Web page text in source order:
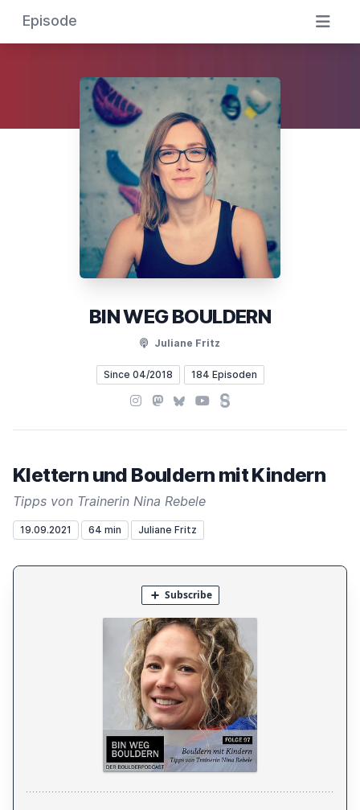
Episode
BIN WEG BOULDERN
Juliane Fritz
Since 04/2018 184 Episoden
Instagram
Mastodon
BlueskyYouTubeSteady
Klettern und Bouldern mit Kindern
Tipps von Trainerin Nina Rebele
19.09.2021 64 min Juliane Fritz